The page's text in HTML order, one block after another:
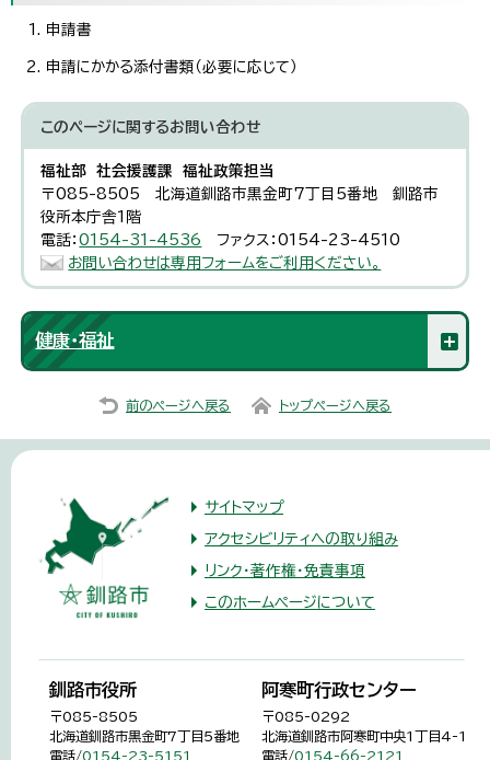
申請書
申請にかかる添付書類（必要に応じて）
このページに関するお問い合わせ
福祉部 社会援護課 福祉政策担当
〒085-8505 北海道釧路市黒金町7丁目5番地 釧路市
役所本庁舎1階
電話：0154-31-4536
ファクス：0154-23-4510
お問い合わせは専用フォームをご利用ください。
健康・福祉
前のページへ戻る トップページへ戻る
サイトマップ
アクセシビリティへの取り組み
リンク・著作権・免責事項
このホームページについて
釧路市役所
〒085-8505
北海道釧路市黒金町7丁目5番地
電話/0154-23-5151
阿寒町行政センター
〒085-0292
北海道釧路市阿寒町中央1丁目4-1
電話/0154-66-2121